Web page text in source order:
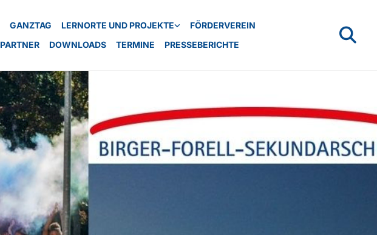
GANZTAG LERNORTE UND PROJEKTE
FÖRDERVEREIN
PARTNER DOWNLOADS TERMINE PRESSEBERICHTE